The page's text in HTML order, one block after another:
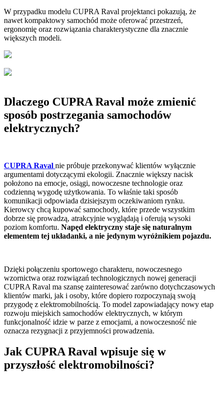
W przypadku modelu CUPRA Raval projektanci pokazują, że
nawet kompaktowy samochód może oferować przestrzeń,
ergonomię oraz rozwiązania charakterystyczne dla znacznie
większych modeli.
Dlaczego CUPRA Raval może zmienić
sposób postrzegania samochodów
elektrycznych?
CUPRA Raval nie próbuje przekonywać klientów wyłącznie
argumentami dotyczącymi ekologii. Znacznie większy nacisk
położono na emocje, osiągi, nowoczesne technologie oraz
codzienną wygodę użytkowania. To właśnie taki sposób
komunikacji odpowiada dzisiejszym oczekiwaniom rynku.
Kierowcy chcą kupować samochody, które przede wszystkim
dobrze się prowadzą, atrakcyjnie wyglądają i oferują wysoki
poziom komfortu. Napęd elektryczny staje się naturalnym
elementem tej układanki, a nie jedynym wyróżnikiem pojazdu.
Dzięki połączeniu sportowego charakteru, nowoczesnego
wzornictwa oraz rozwiązań technologicznych nowej generacji
CUPRA Raval ma szansę zainteresować zarówno dotychczasowych
klientów marki, jak i osoby, które dopiero rozpoczynają swoją
przygodę z elektromobilnością. To model zapowiadający nowy etap
rozwoju miejskich samochodów elektrycznych, w którym
funkcjonalność idzie w parze z emocjami, a nowoczesność nie
oznacza rezygnacji z przyjemności prowadzenia.
Jak CUPRA Raval wpisuje się w
przyszłość elektromobilności?